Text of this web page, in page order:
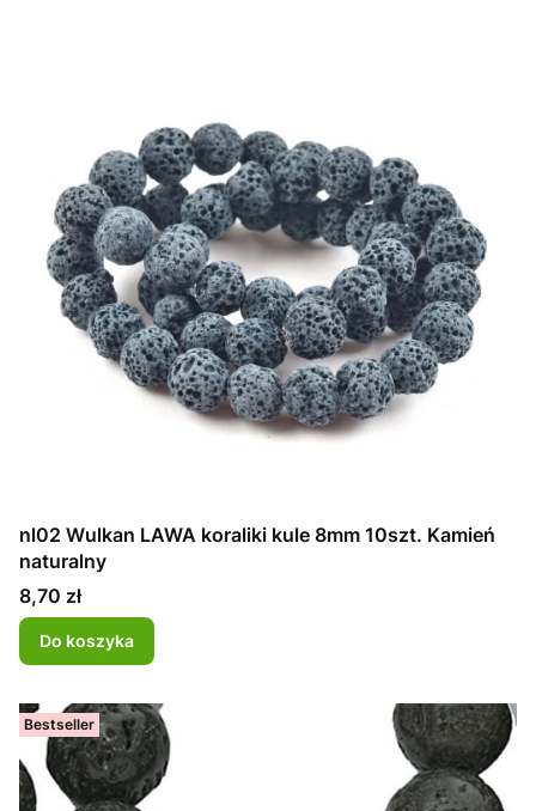
nl02 Wulkan LAWA koraliki kule 8mm 10szt. Kamień
naturalny
Cena
8,70 zł
Do koszyka
Bestseller